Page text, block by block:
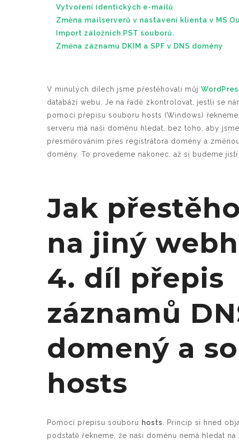
Vytvoření identických e-mailů
Změna mailserverů v nastavení klienta v MS
Import záložních PST souborů.
Změna záznamu DKIM a SPF v DNS domény
V minulých dílech jsme přestěhovali můj
databázi webu. Je na řadě zkontrolovat, jestli se
pomocí přepisu souboru hosts (Windows)
serveru má naši doménu hledat, bez toho, aby
přesměrováním přes registrátora domény a změnou
domény. To provedeme nakonec, až si budeme jistí
Jak
na jiný
4. díl přepis
záznamů
domený a
hosts
Pomocí přepisu souboru hosts . Princip si hned
podstatě řekneme, že naši doménu nemá hledat na